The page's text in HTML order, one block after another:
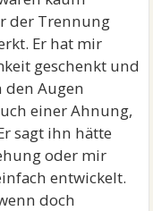
der Trennung
Er hat mir
geschenkt und
Augen
einer Ahnung,
sagt ihn hätte
oder mir
entwickelt.
doch